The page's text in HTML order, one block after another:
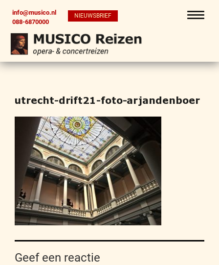
info@musico.nl
088-6870000
NIEUWSBRIEF
utrecht-drift21-foto-arjandenboer
Geef een reactie